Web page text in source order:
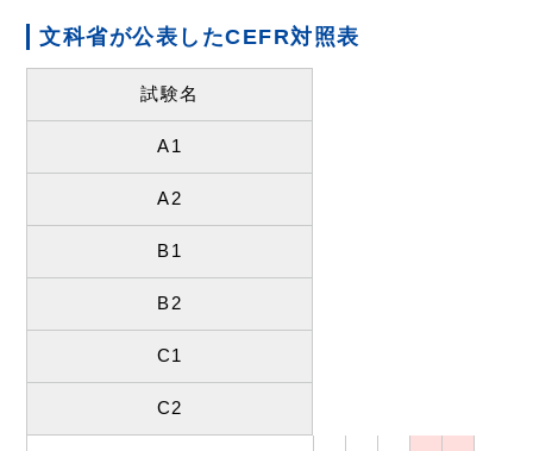
文科省が公表したCEFR対照表
試験名
A1
A2
B1
B2
C1
C2